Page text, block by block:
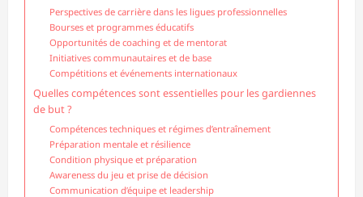
Perspectives de carrière dans les ligues professionnelles
Bourses et programmes éducatifs
Opportunités de coaching et de mentorat
Initiatives communautaires et de base
Compétitions et événements internationaux
Quelles compétences sont essentielles pour les gardiennes
de but ?
Compétences techniques et régimes d’entraînement
Préparation mentale et résilience
Condition physique et préparation
Awareness du jeu et prise de décision
Communication d’équipe et leadership